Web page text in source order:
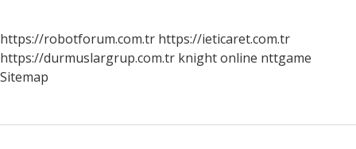
https://robotforum.com.tr https://ieticaret.com.tr
https://durmuslargrup.com.tr knight online nttgame
Sitemap